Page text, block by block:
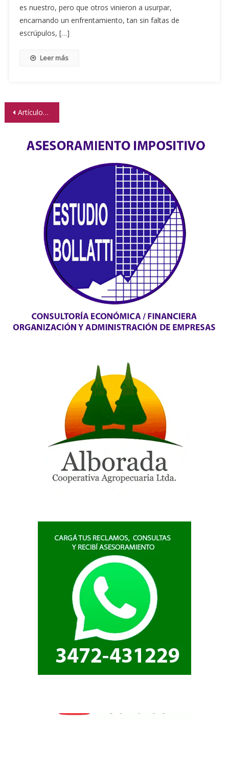
es nuestro, pero que otros vinieron a usurpar,
encarnando un enfrentamiento, tan sin faltas de
escrúpulos, […]
Leer más
Navegación
entradas
Artículos antiguos